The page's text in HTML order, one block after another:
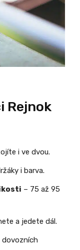
Rejnok
i ve dvou.
i barva.
– 75 až 95
a jedete dál.